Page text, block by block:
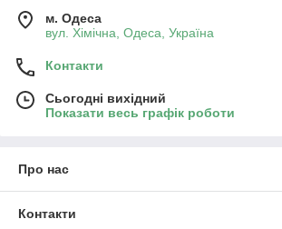
м. Одеса
вул. Хiмiчна, Одеса, Україна
Контакти
Сьогодні вихідний
Показати весь графік роботи
Про нас
Контакти